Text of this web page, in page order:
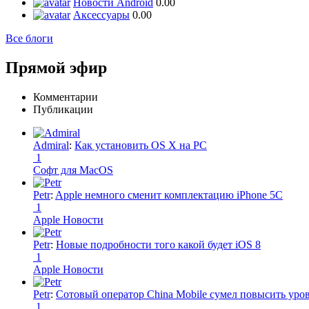
Новости Android 0.00
Аксессуары 0.00
Все блоги
Прямой эфир
Комментарии
Публикации
Admiral: Как установить OS X на PC
1
Софт для MacOS
Petr: Apple немного сменит комплектацию iPhone 5C
1
Apple Новости
Petr: Новые подробности того какой будет iOS 8
1
Apple Новости
Petr: Сотовый оператор China Mobile сумел повысить
1